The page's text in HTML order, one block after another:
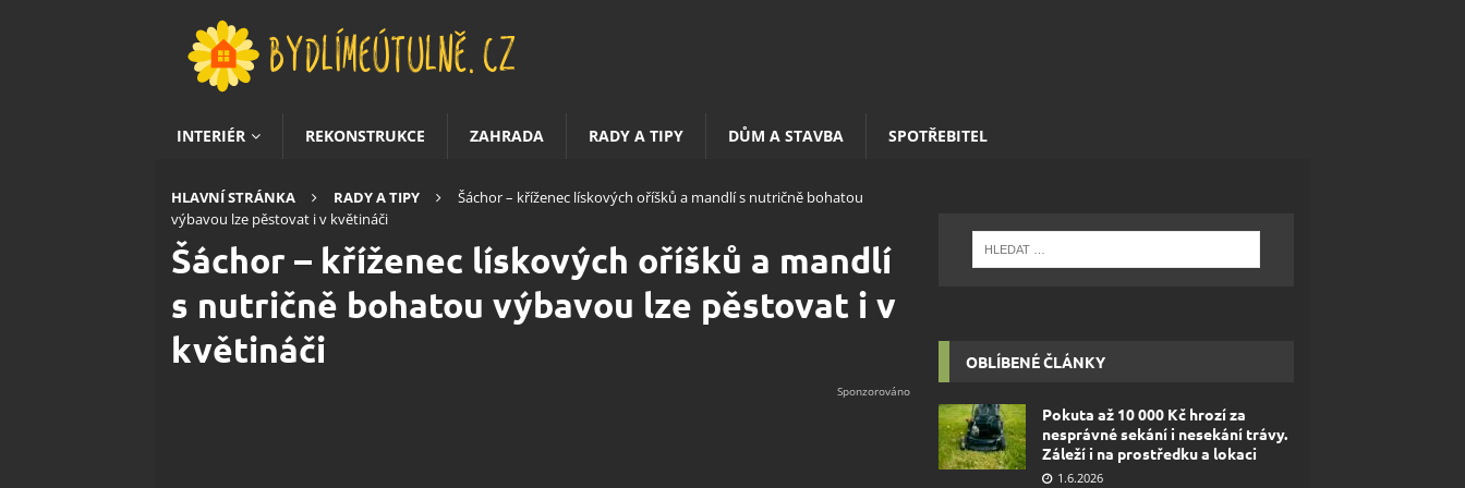
INTERIÉR REKONSTRUKCE ZAHRADA RADY A TIPY DŮM A STAVBA SPOTŘEBITEL
HLAVNÍ STRÁNKA RADY A TIPY
Šáchor – kříženec lískových oříšků a mandlí s nutričně bohatou
výbavou lze pěstovat i v květináči
Šáchor – kříženec lískových oříšků a mandlí
s nutričně bohatou výbavou lze pěstovat i v
květináči
OBLÍBENÉ ČLÁNKY
Pokuta až 10 000 Kč hrozí za
nesprávné sekání i nesekání trávy.
Záleží i na prostředku a lokaci
1.6.2026